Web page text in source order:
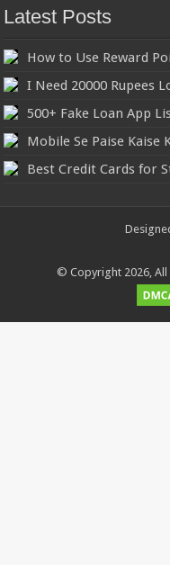
Latest Posts
How to Use Reward
I Need 20000 Rupees
500+ Fake Loan App
Mobile Se Paise Kaise
Best Credit Cards for
© Copyright 2026, All